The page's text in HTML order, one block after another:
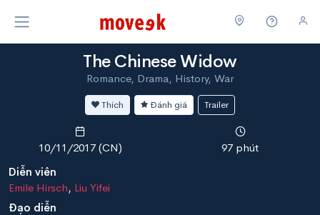
The Chinese Widow
Romance, Drama, History, War
Thích Đánh giá Trailer
10/11/2017 (CN)
97 phút
Diễn viên
Emile Hirsch, Liu Yifei
Đạo diễn